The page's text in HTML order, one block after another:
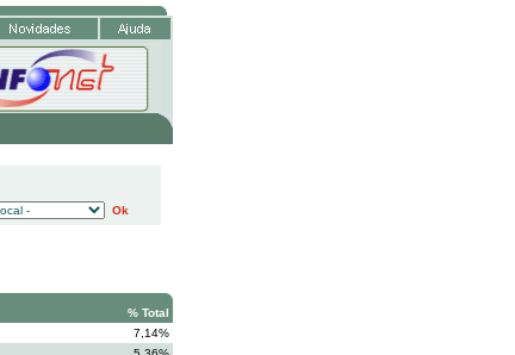
Ok
% Total
7,14%